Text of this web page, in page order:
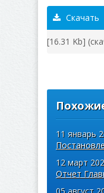
Скачать
[16.31 Kb]
11 январь
12 март